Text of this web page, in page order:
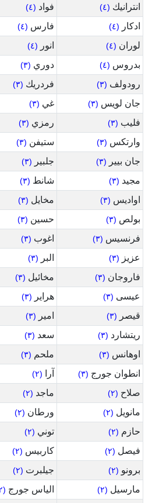
انترانيك (٤) فواد (٤)
ادكار (٤) فارس (٤)
لوران (٤) انور (٤)
بدروس (٤) دوري (٣)
رودولف (٣) فردريك (٣)
جان لويس (٣) غي (٣)
فليب (٣) رمزي (٣)
وارتكس (٣) ستيفن (٣)
جان بيير (٣) جلبير (٣)
مجيد (٣) شانط (٣)
اواديس (٣) مخايل (٣)
بولص (٣) حسين (٣)
فرنسيس (٣) اغوب (٣)
عزيز (٣) البر (٣)
فاروجان (٣) مخائيل (٣)
عيسى (٣) هراير (٣)
قيصر (٣) امير (٣)
ريتشارد (٣) سعد (٣)
اوهانس (٣) ملحم (٣)
انطوان جورج (٣) آرا (٢)
صلاح (٢) ماجد (٢)
مانويل (٢) ورطان (٢)
حازم (٢) توني (٢)
فيصل (٢) كاربيس (٢)
برونو (٢) جيلبرت (٢)
مارسيل (٢) الياس جورج (٢)